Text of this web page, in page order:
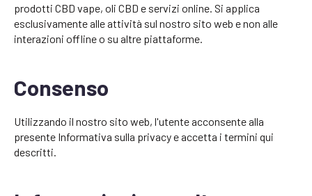
prodotti CBD vape, oli CBD e servizi online. Si applica
esclusivamente alle attività sul nostro sito web e non alle
interazioni offline o su altre piattaforme.
Consenso
Utilizzando il nostro sito web, l'utente acconsente alla
presente Informativa sulla privacy e accetta i termini qui
descritti.